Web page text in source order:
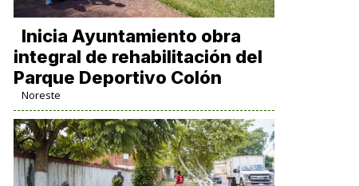
Inicia Ayuntamiento obra
integral de rehabilitación del
Parque Deportivo Colón
Noreste